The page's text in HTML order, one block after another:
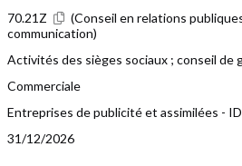
70.21Z
(Conseil en relations
communication)
Activités des sièges sociaux ; conseil de
Commerciale
Entreprises de publicité et assimilées -
31/12/2026